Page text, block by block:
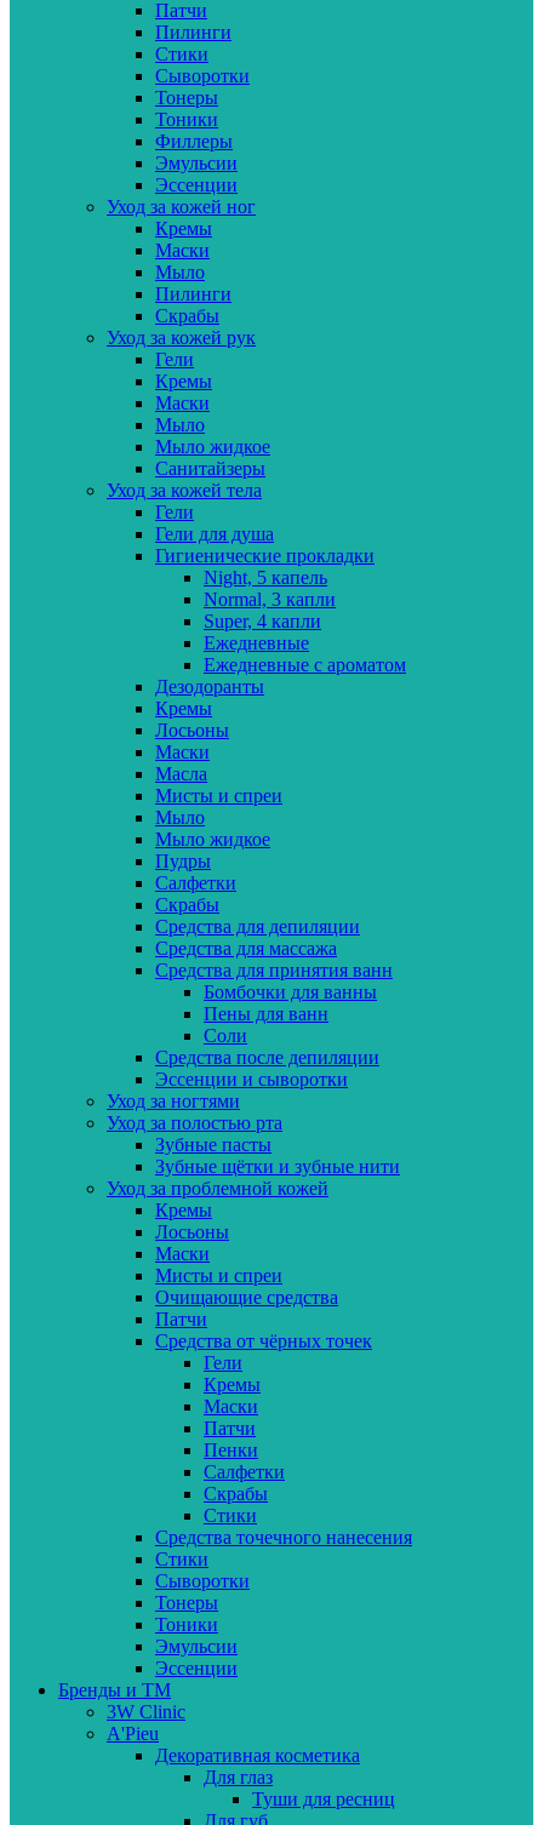
Патчи
Пилинги
Стики
Сыворотки
Тонеры
Тоники
Филлеры
Эмульсии
Эссенции
Уход за кожей ног
Кремы
Маски
Мыло
Пилинги
Скрабы
Уход за кожей рук
Гели
Кремы
Маски
Мыло
Мыло жидкое
Санитайзеры
Уход за кожей тела
Гели
Гели для душа
Гигиенические прокладки
Night, 5 капель
Normal, 3 капли
Super, 4 капли
Ежедневные
Ежедневные с ароматом
Дезодоранты
Кремы
Лосьоны
Маски
Масла
Мисты и спреи
Мыло
Мыло жидкое
Пудры
Салфетки
Скрабы
Средства для депиляции
Средства для массажа
Средства для принятия ванн
Бомбочки для ванны
Пены для ванн
Соли
Средства после депиляции
Эссенции и сыворотки
Уход за ногтями
Уход за полостью рта
Зубные пасты
Зубные щётки и зубные нити
Уход за проблемной кожей
Кремы
Лосьоны
Маски
Мисты и спреи
Очищающие средства
Патчи
Средства от чёрных точек
Гели
Кремы
Маски
Патчи
Пенки
Салфетки
Скрабы
Стики
Средства точечного нанесения
Стики
Сыворотки
Тонеры
Тоники
Эмульсии
Эссенции
Бренды и ТМ
3W Clinic
A'Pieu
Декоративная косметика
Для глаз
Туши для ресниц
Для губ